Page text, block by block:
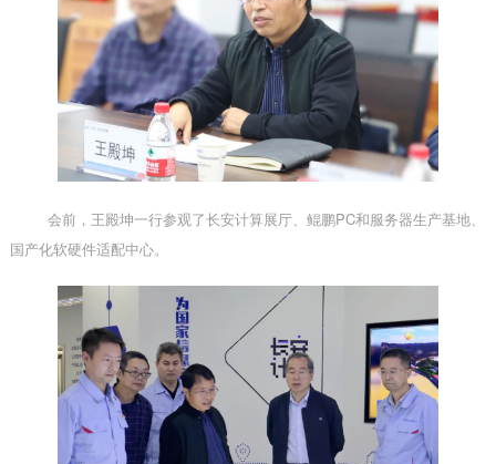
会前，王殿坤一行参观了长安计算展厅、鲲鹏PC和服务器生产基地、
国产化软硬件适配中心。